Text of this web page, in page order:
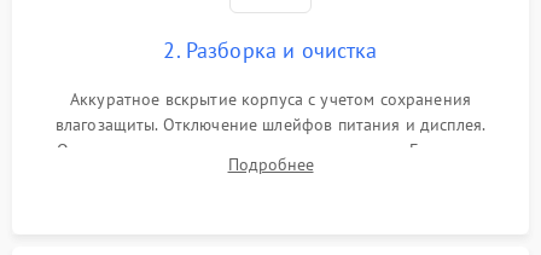
2. Разборка и очистка
Аккуратное вскрытие корпуса с учетом сохранения
влагозащиты. Отключение шлейфов питания и дисплея.
Очистка внутренних плат от окислов и пыли. Бережная
обработка германиевого объектива специализированными
Подробнее